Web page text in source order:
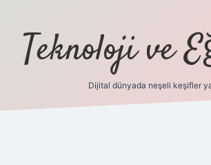
Teknoloji ve
Dijital dünyada neşeli keşifler